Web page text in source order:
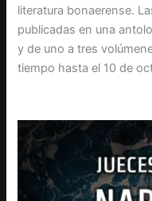
literatura bonaerense.
publicadas en una
y de uno a tres
tiempo hasta el 10 de